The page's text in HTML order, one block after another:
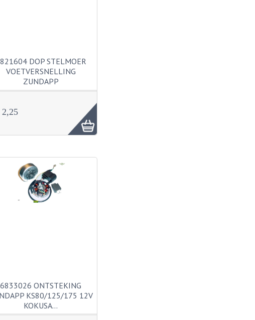
DOP STELMOER
VOETVERSNELLING
ZUNDAPP
2,25
6833026 ONTSTEKING
KS80/125/175 12V
KOKUSA…